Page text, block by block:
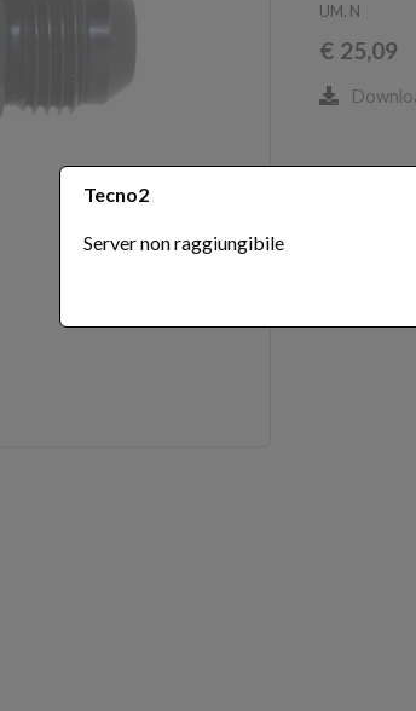
UM. N
€ 25,09
Tecno2
Server non raggiungibile